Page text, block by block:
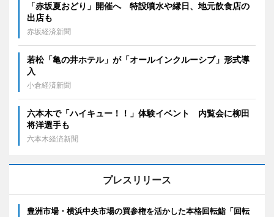
「赤坂夏おどり」開催へ 特設噴水や縁日、地元飲食店の
出店も
赤坂経済新聞
若松「亀の井ホテル」が「オールインクルーシブ」形式導
入
小倉経済新聞
六本木で「ハイキュー！！」体験イベント 内覧会に柳田
将洋選手も
六本木経済新聞
プレスリリース
豊洲市場・横浜中央市場の買参権を活かした本格回転鮨「回転